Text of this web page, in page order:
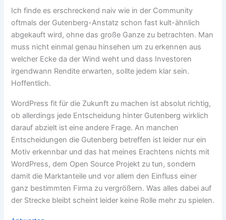
Ich finde es erschreckend naiv wie in der Community
oftmals der Gutenberg-Anstatz schon fast kult-ähnlich
abgekauft wird, ohne das große Ganze zu betrachten. Man
muss nicht einmal genau hinsehen um zu erkennen aus
welcher Ecke da der Wind weht und dass Investoren
irgendwann Rendite erwarten, sollte jedem klar sein.
Hoffentlich.
WordPress fit für die Zukunft zu machen ist absolut richtig,
ob allerdings jede Entscheidung hinter Gutenberg wirklich
darauf abzielt ist eine andere Frage. An manchen
Entscheidungen die Gutenberg betreffen ist leider nur ein
Motiv erkennbar und das hat meines Erachtens nichts mit
WordPress, dem Open Source Projekt zu tun, sondern
damit die Marktanteile und vor allem den Einfluss einer
ganz bestimmten Firma zu vergrößern. Was alles dabei auf
der Strecke bleibt scheint leider keine Rolle mehr zu spielen.